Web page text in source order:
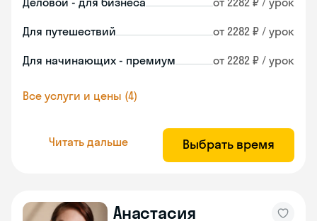
Для путешествий от 2282 ₽ / урок
Для начинающих - премиум от 2282 ₽ / урок
Все услуги и цены (4)
Читать дальше Выбрать время
Анастасия